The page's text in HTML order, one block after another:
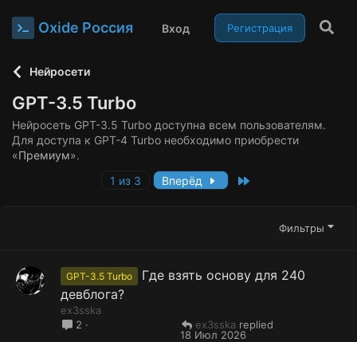
Oxide Россия Вход Регистрация
Нейросети
GPT-3.5 Turbo
Нейросеть GPT-3.5 Turbo доступна всем пользователям.
Для доступа к GPT-4 Turbo необходимо приобрести
«Премиум».
1 из 3
Вперёд
Фильтры
GPT-3.5 Turbo
Где взять основу для 240
девблога?
ex3sska
2
18 Июл 2026
ex3sska